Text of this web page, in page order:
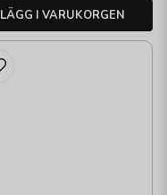
LÄGG I VARUKORGEN